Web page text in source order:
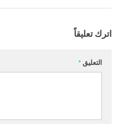
اترك تعليقاً
التعليق*